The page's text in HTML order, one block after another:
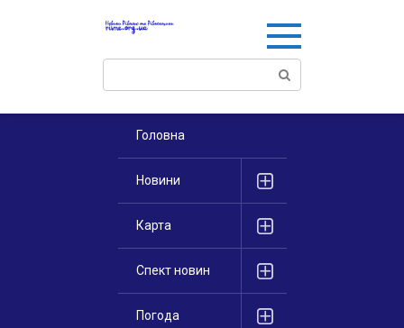
Поиск:
Головна
Новини
Карта
Спект новин
Погода